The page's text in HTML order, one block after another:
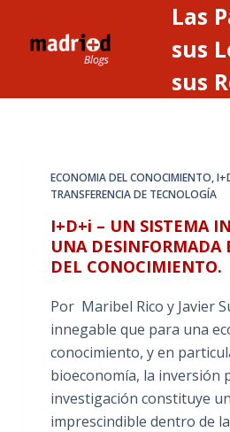
Las
sus
sus
ECONOMIA DEL CONOCIMIENTO,
TRANSFERENCIA DE TECNOLOGÍA
I+D+i – UN SISTEMA
UNA DESINFORMADA
DEL CONOCIMIENTO.
Por Maribel Rico y Javier
innegable que para una
conocimiento, y en
bioeconomía, la inversión
investigación constituye
imprescindible dentro de